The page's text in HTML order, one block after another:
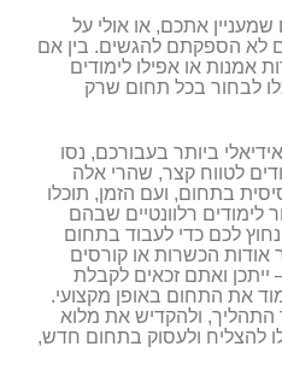
אתכם, או אולי על
לא הספקתם להגשים. בין אם
אמנות או אפילו לימודים
לבחור בכל תחום שרק
ביותר בעבורכם, נסו
לטווח קצר, שהרי אלה
בתחום, ועם הזמן, תוכלו
רלוונטיים שבהם
לכם כדי לעבוד בתחום
הכשרות או קורסים
ייתכן ואתם זכאים לקבלת
את התחום באופן מקצועי.
ולהקדיש את מלוא
להצליח ולעסוק בתחום חדש,